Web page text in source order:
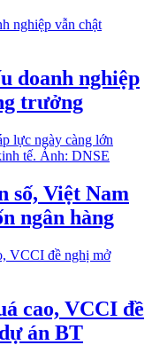
doanh nghiệp
trưởng
số, Việt Nam
ngân hàng
cao, VCCI đề
án BT